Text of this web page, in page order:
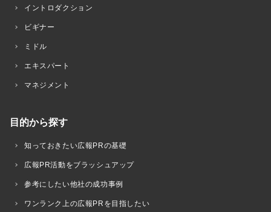
イントロダクション
ビギナー
ミドル
エキスパート
マネジメント
目的から探す
知っておきたい広報PRの基礎
広報PR活動をブラッシュアップ
参考にしたい他社の成功事例
ワンランク上の広報PRを目指したい